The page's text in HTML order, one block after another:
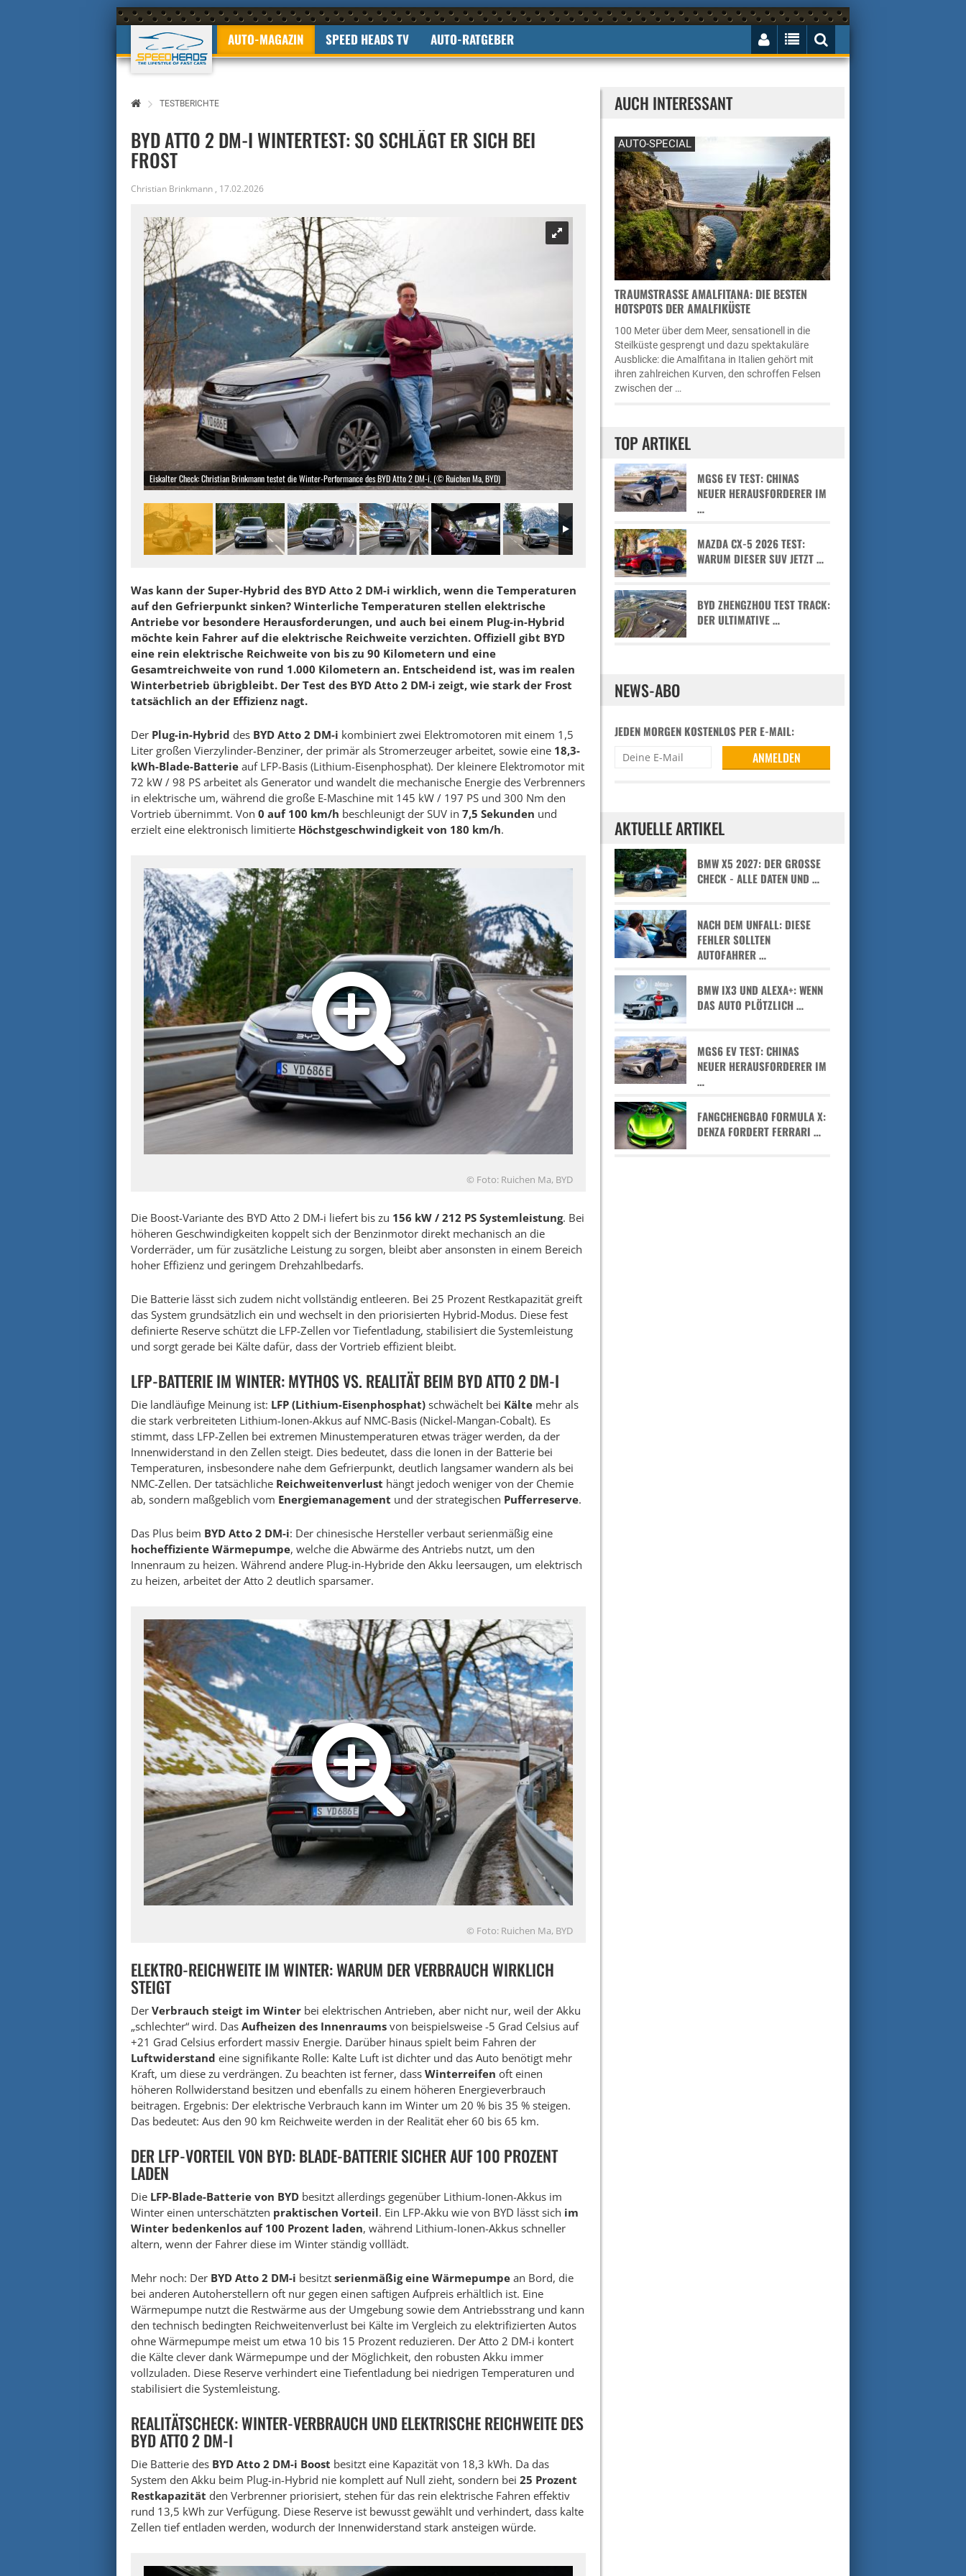
AUTO-MAGAZIN SPEED HEADS TV AUTO-RATGEBER
TESTBERICHTE
BYD ATTO 2 DM-I WINTERTEST: SO SCHLÄGT ER SICH BEI
FROST
Christian Brinkmann , 17.02.2026
Eiskalter Check: Christian Brinkmann testet die Winter-Performance des BYD Atto 2 DM-i. (© Ruichen Ma, BYD)
Was kann der Super-Hybrid des BYD Atto 2 DM-i wirklich, wenn die Temperaturen
auf den Gefrierpunkt sinken? Winterliche Temperaturen stellen elektrische
Antriebe vor besondere Herausforderungen, und auch bei einem Plug-in-Hybrid
möchte kein Fahrer auf die elektrische Reichweite verzichten. Offiziell gibt BYD
eine rein elektrische Reichweite von bis zu 90 Kilometern und eine
Gesamtreichweite von rund 1.000 Kilometern an. Entscheidend ist, was im realen
Winterbetrieb übrigbleibt. Der Test des BYD Atto 2 DM-i zeigt, wie stark der Frost
tatsächlich an der Effizienz nagt.
Der Plug-in-Hybrid des BYD Atto 2 DM-i kombiniert zwei Elektromotoren mit einem 1,5
Liter großen Vierzylinder-Benziner, der primär als Stromerzeuger arbeitet, sowie eine 18,3-
kWh-Blade-Batterie auf LFP-Basis (Lithium-Eisenphosphat). Der kleinere Elektromotor mit
72 kW / 98 PS arbeitet als Generator und wandelt die mechanische Energie des Verbrenners
in elektrische um, während die große E-Maschine mit 145 kW / 197 PS und 300 Nm den
Vortrieb übernimmt. Von 0 auf 100 km/h beschleunigt der SUV in 7,5 Sekunden und
erzielt eine elektronisch limitierte Höchstgeschwindigkeit von 180 km/h.
© Foto: Ruichen Ma, BYD
Die Boost-Variante des BYD Atto 2 DM-i liefert bis zu 156 kW / 212 PS Systemleistung. Bei
höheren Geschwindigkeiten koppelt sich der Benzinmotor direkt mechanisch an die
Vorderräder, um für zusätzliche Leistung zu sorgen, bleibt aber ansonsten in einem Bereich
hoher Effizienz und geringem Drehzahlbedarfs.
Die Batterie lässt sich zudem nicht vollständig entleeren. Bei 25 Prozent Restkapazität greift
das System grundsätzlich ein und wechselt in den priorisierten Hybrid-Modus. Diese fest
definierte Reserve schützt die LFP-Zellen vor Tiefentladung, stabilisiert die Systemleistung
und sorgt gerade bei Kälte dafür, dass der Vortrieb effizient bleibt.
LFP-BATTERIE IM WINTER: MYTHOS VS. REALITÄT BEIM BYD ATTO 2 DM-I
Die landläufige Meinung ist: LFP (Lithium-Eisenphosphat) schwächelt bei Kälte mehr als
die stark verbreiteten Lithium-Ionen-Akkus auf NMC-Basis (Nickel-Mangan-Cobalt). Es
stimmt, dass LFP-Zellen bei extremen Minustemperaturen etwas träger werden, da der
Innenwiderstand in den Zellen steigt. Dies bedeutet, dass die Ionen in der Batterie bei
Temperaturen, insbesondere nahe dem Gefrierpunkt, deutlich langsamer wandern als bei
NMC-Zellen. Der tatsächliche Reichweitenverlust hängt jedoch weniger von der Chemie
ab, sondern maßgeblich vom Energiemanagement und der strategischen Pufferreserve.
Das Plus beim BYD Atto 2 DM-i: Der chinesische Hersteller verbaut serienmäßig eine
hocheffiziente Wärmepumpe, welche die Abwärme des Antriebs nutzt, um den
Innenraum zu heizen. Während andere Plug-in-Hybride den Akku leersaugen, um elektrisch
zu heizen, arbeitet der Atto 2 deutlich sparsamer.
© Foto: Ruichen Ma, BYD
ELEKTRO-REICHWEITE IM WINTER: WARUM DER VERBRAUCH WIRKLICH
STEIGT
Der Verbrauch steigt im Winter bei elektrischen Antrieben, aber nicht nur, weil der Akku
„schlechter“ wird. Das Aufheizen des Innenraums von beispielsweise -5 Grad Celsius auf
+21 Grad Celsius erfordert massiv Energie. Darüber hinaus spielt beim Fahren der
Luftwiderstand eine signifikante Rolle: Kalte Luft ist dichter und das Auto benötigt mehr
Kraft, um diese zu verdrängen. Zu beachten ist ferner, dass Winterreifen oft einen
höheren Rollwiderstand besitzen und ebenfalls zu einem höheren Energieverbrauch
beitragen. Ergebnis: Der elektrische Verbrauch kann im Winter um 20 % bis 35 % steigen.
Das bedeutet: Aus den 90 km Reichweite werden in der Realität eher 60 bis 65 km.
DER LFP-VORTEIL VON BYD: BLADE-BATTERIE SICHER AUF 100 PROZENT
LADEN
Die LFP-Blade-Batterie von BYD besitzt allerdings gegenüber Lithium-Ionen-Akkus im
Winter einen unterschätzten praktischen Vorteil. Ein LFP-Akku wie von BYD lässt sich im
Winter bedenkenlos auf 100 Prozent laden, während Lithium-Ionen-Akkus schneller
altern, wenn der Fahrer diese im Winter ständig volllädt.
Mehr noch: Der BYD Atto 2 DM-i besitzt serienmäßig eine Wärmepumpe an Bord, die
bei anderen Autoherstellern oft nur gegen einen saftigen Aufpreis erhältlich ist. Eine
Wärmepumpe nutzt die Restwärme aus der Umgebung sowie dem Antriebsstrang und kann
den technisch bedingten Reichweitenverlust bei Kälte im Vergleich zu elektrifizierten Autos
ohne Wärmepumpe meist um etwa 10 bis 15 Prozent reduzieren. Der Atto 2 DM-i kontert
die Kälte clever dank Wärmepumpe und der Möglichkeit, den robusten Akku immer
vollzuladen. Diese Reserve verhindert eine Tiefentladung bei niedrigen Temperaturen und
stabilisiert die Systemleistung.
REALITÄTSCHECK: WINTER-VERBRAUCH UND ELEKTRISCHE REICHWEITE DES
BYD ATTO 2 DM-I
Die Batterie des BYD Atto 2 DM-i Boost besitzt eine Kapazität von 18,3 kWh. Da das
System den Akku beim Plug-in-Hybrid nie komplett auf Null zieht, sondern bei 25 Prozent
Restkapazität den Verbrenner priorisiert, stehen für das rein elektrische Fahren effektiv
rund 13,5 kWh zur Verfügung. Diese Reserve ist bewusst gewählt und verhindert, dass kalte
Zellen tief entladen werden, wodurch der Innenwiderstand stark ansteigen würde.
AUCH INTERESSANT
AUTO-SPECIAL
TRAUMSTRASSE AMALFITANA: DIE BESTEN H
OTSPOTS DER AMALFIKÜSTE
100 Meter über dem Meer, sensationell in die
Steilküste gesprengt und dazu spektakuläre
Ausblicke: die Amalfitana in Italien gehört mit
ihren zahlreichen Kurven, den schroffen Felsen
zwischen der …
TOP ARTIKEL
MGS6 EV TEST: CHINAS
NEUER HERAUSFORDERER IM
…
MAZDA CX-5 2026 TEST:
WARUM DIESER SUV JETZT …
BYD ZHENGZHOU TEST TRACK:
DER ULTIMATIVE …
NEWS-ABO
JEDEN MORGEN KOSTENLOS PER E-MAIL:
AKTUELLE ARTIKEL
BMW X5 2027: DER GROSSE C
HECK - ALLE DATEN UND …
NACH DEM UNFALL: DIESE
FEHLER SOLLTEN
AUTOFAHRER …
BMW IX3 UND ALEXA+: WENN
DAS AUTO PLÖTZLICH …
MGS6 EV TEST: CHINAS
NEUER HERAUSFORDERER IM
…
FANGCHENGBAO FORMULA X:
DENZA FORDERT FERRARI …